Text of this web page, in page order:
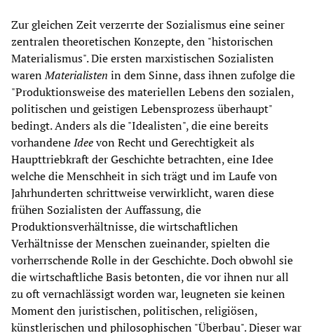
Zur gleichen Zeit verzerrte der Sozialismus eine seiner
zentralen theoretischen Konzepte, den "historischen
Materialismus". Die ersten marxistischen Sozialisten
warenMaterialisten in dem Sinne, dass ihnen zufolge die
"Produktionsweise des materiellen Lebens den sozialen,
politischen und geistigen Lebensprozess überhaupt"
bedingt. Anders als die "Idealisten", die eine bereits
vorhandeneIdeevon Recht und Gerechtigkeit als
Haupttriebkraft der Geschichte betrachten, eine Idee
welche die Menschheit in sich trägt und im Laufe von
Jahrhunderten schrittweise verwirklicht, waren diese
frühen Sozialisten der Auffassung, die
Produktionsverhältnisse, die wirtschaftlichen
Verhältnisse der Menschen zueinander, spielten die
vorherrschende Rolle in der Geschichte. Doch obwohl sie
die wirtschaftliche Basis betonten, die vor ihnen nur all
zu oft vernachlässigt worden war, leugneten sie keinen
Moment den juristischen, politischen, religiösen,
künstlerischen und philosophischen "Überbau". Dieser war